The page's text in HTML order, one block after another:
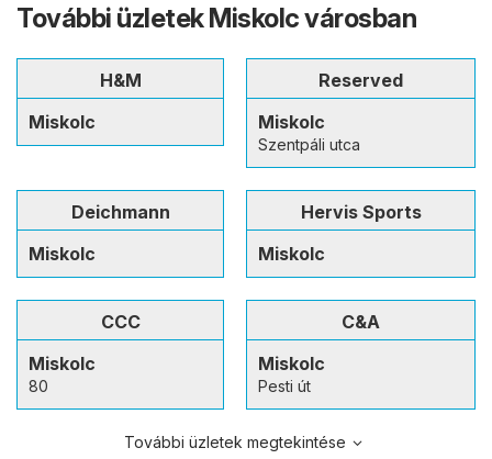
További üzletek Miskolc városban
H&M
Miskolc
Reserved
Miskolc
Szentpáli utca
Deichmann
Miskolc
Hervis Sports
Miskolc
CCC
Miskolc
80
C&A
Miskolc
Pesti út
További üzletek megtekintése